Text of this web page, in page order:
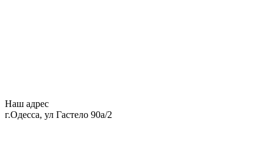
Наш адрес
г.Одесса, ул Гастело 90а/2